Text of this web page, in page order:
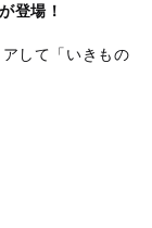
登場！
して「いきもの